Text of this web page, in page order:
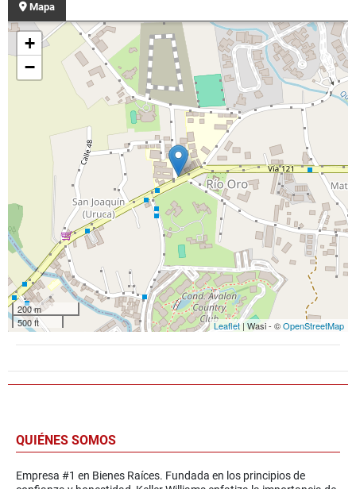
Mapa
+
−
200 m
500 ft
Leaflet| Wasi - ©OpenStreetMap
QUIÉNES SOMOS
Empresa #1 en Bienes Raíces. Fundada en los principios de